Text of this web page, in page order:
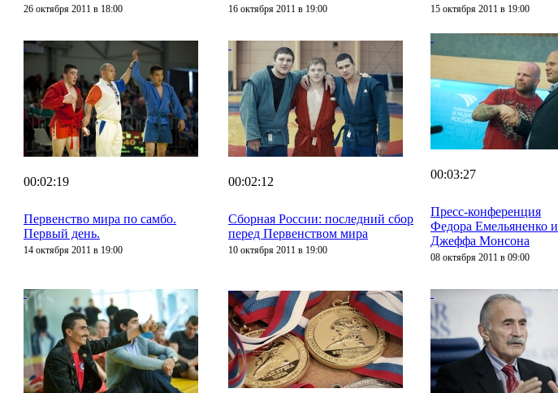
26 октября 2011 в 18:00 16 октября 2011 в 19:00 15 октября 2011 в 19:00
00:02:19
Первенство мира по самбо.
Первый день.
14 октября 2011 в 19:00
00:02:12
Сборная России: последний сбор
перед Первенством мира
10 октября 2011 в 19:00
00:03:27
Пресс-конференция
Федора Емельяненко и
Джеффа Монсона
08 октября 2011 в 09:00